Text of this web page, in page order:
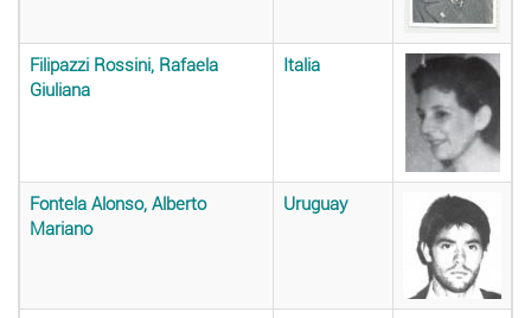
Filipazzi Rossini, Rafaela
Giuliana
Italia
Fontela Alonso, Alberto
Mariano
Uruguay